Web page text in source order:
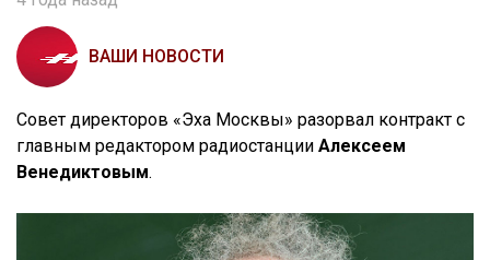
ВАШИ НОВОСТИ
Совет директоров «Эха Москвы» разорвал контракт с
главным редактором радиостанции Алексеем
Венедиктовым.